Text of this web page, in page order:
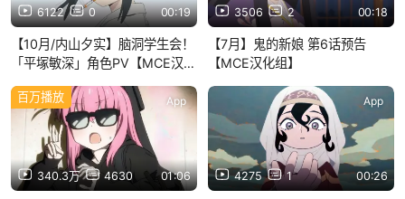
6122 0 00:19
【10月/内山夕实】脑洞学生会！
「平塚敏深」角色PV【MCE汉化
3506 2 00:18
【7月】鬼的新娘 第6话预告
【MCE汉化组】
340.3万 4630 01:06
百万播放 App
4275 1 00:26
App